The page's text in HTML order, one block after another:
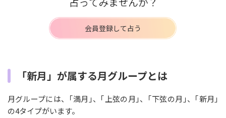
会員登録して占う
「新月」が属する月グループとは
月グループには、｢満月｣、｢上弦の月｣、｢下弦の月｣、｢新月｣
の4タイプがいます。